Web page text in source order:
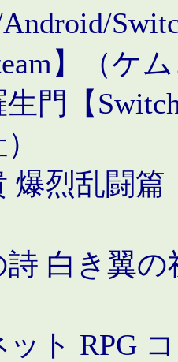
Android/
】（ケ
生門【
爆烈乱闘篇
詩 白き翼
ット RPG